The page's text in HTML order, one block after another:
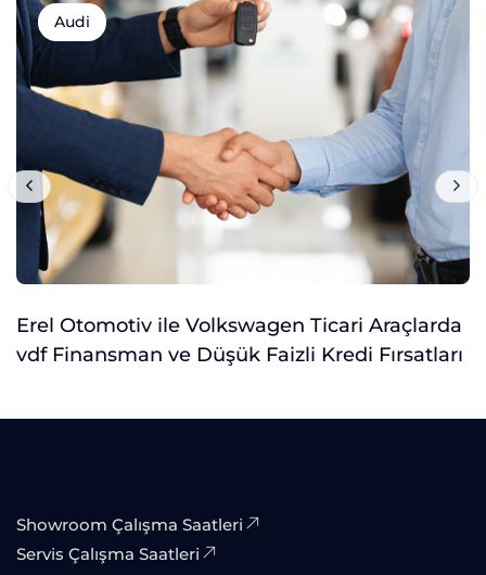
Audi
Erel Otomotiv ile Volkswagen Ticari Araçlarda
vdf Finansman ve Düşük Faizli Kredi Fırsatları
Showroom Çalışma Saatleri
Servis Çalışma Saatleri